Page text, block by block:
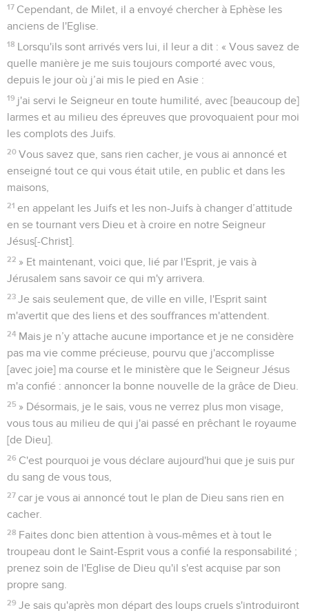
17 Cependant, de Milet, il a envoyé chercher à Ephèse les
anciens de l'Eglise.
18 Lorsqu'ils sont arrivés vers lui, il leur a dit : « Vous savez de
quelle manière je me suis toujours comporté avec vous,
depuis le jour où j’ai mis le pied en Asie :
19 j'ai servi le Seigneur en toute humilité, avec [beaucoup de]
larmes et au milieu des épreuves que provoquaient pour moi
les complots des Juifs.
20 Vous savez que, sans rien cacher, je vous ai annoncé et
enseigné tout ce qui vous était utile, en public et dans les
maisons,
21 en appelant les Juifs et les non-Juifs à changer d’attitude
en se tournant vers Dieu et à croire en notre Seigneur
Jésus[-Christ].
22 » Et maintenant, voici que, lié par l'Esprit, je vais à
Jérusalem sans savoir ce qui m'y arrivera.
23 Je sais seulement que, de ville en ville, l'Esprit saint
m'avertit que des liens et des souffrances m'attendent.
24 Mais je n’y attache aucune importance et je ne considère
pas ma vie comme précieuse, pourvu que j'accomplisse
[avec joie] ma course et le ministère que le Seigneur Jésus
m'a confié : annoncer la bonne nouvelle de la grâce de Dieu.
25 » Désormais, je le sais, vous ne verrez plus mon visage,
vous tous au milieu de qui j'ai passé en prêchant le royaume
[de Dieu].
26 C'est pourquoi je vous déclare aujourd'hui que je suis pur
du sang de vous tous,
27 car je vous ai annoncé tout le plan de Dieu sans rien en
cacher.
28 Faites donc bien attention à vous-mêmes et à tout le
troupeau dont le Saint-Esprit vous a confié la responsabilité ;
prenez soin de l'Eglise de Dieu qu'il s'est acquise par son
propre sang.
29 Je sais qu'après mon départ des loups cruels s'introduiront